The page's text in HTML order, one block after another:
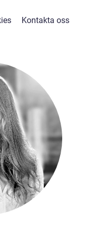
Kontakta oss